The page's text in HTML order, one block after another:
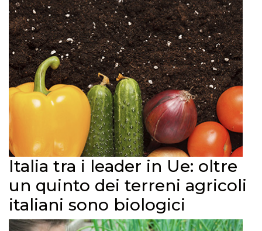
Italia tra i leader in Ue: oltre
un quinto dei terreni agricoli
italiani sono biologici